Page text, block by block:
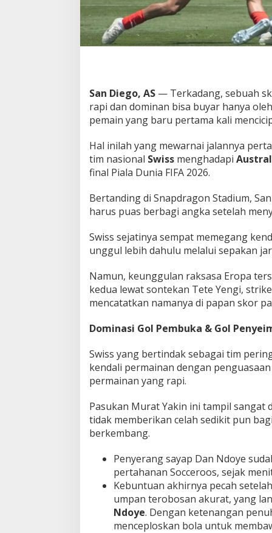
a
K
e
e
h
e
m
a
i
D
e
b
t
a
A
s
t
a
i
a
San Diego, AS — Terkadang, sebuah
rapi dan dominan bisa buyar hanya
pemain yang baru pertama kali
Hal inilah yang mewarnai jalannya
tim nasional Swiss menghadapi
final Piala Dunia FIFA 2026.
Bertanding di Snapdragon Stadium,
harus puas berbagi angka setelah
Swiss sejatinya sempat memegang
unggul lebih dahulu melalui sepakan
Namun, keunggulan raksasa Eropa
kedua lewat sontekan Tete Yengi,
mencatatkan namanya di papan skor
Dominasi Gol Pembuka & Gol
Swiss yang bertindak sebagai tim
kendali permainan dengan
permainan yang rapi.
Pasukan Murat Yakin ini tampil sangat
tidak memberikan celah sedikit pun
berkembang.
Penyerang sayap Dan Ndoye
pertahanan Socceroos, sejak
Kebuntuan akhirnya pecah
umpan terobosan akurat, yang
Ndoye. Dengan ketenangan
menceploskan bola untuk